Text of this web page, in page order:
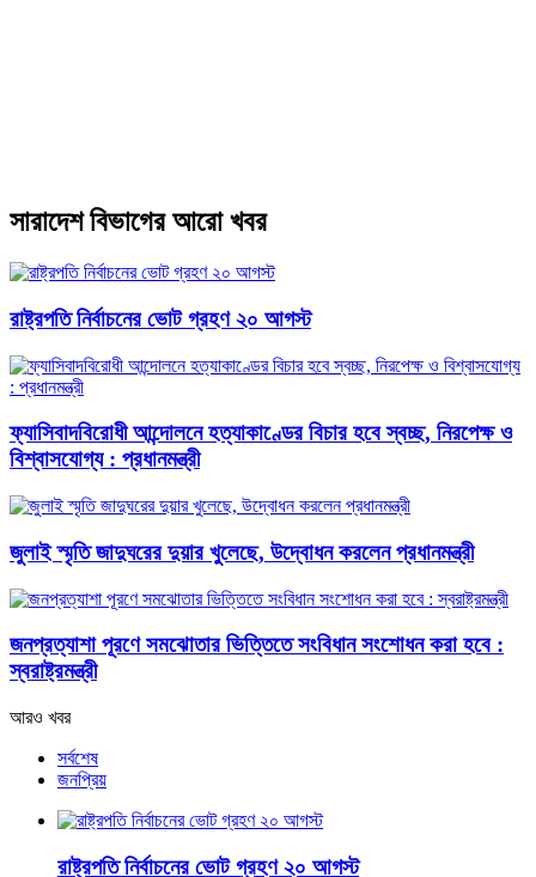
সারাদেশ বিভাগের আরো খবর
রাষ্ট্রপতি নির্বাচনের ভোট গ্রহণ ২০ আগস্ট
ফ্যাসিবাদবিরোধী আন্দোলনে হত্যাকাণ্ডের বিচার হবে স্বচ্ছ, নিরপেক্ষ ও
বিশ্বাসযোগ্য : প্রধানমন্ত্রী
জুলাই স্মৃতি জাদুঘরের দুয়ার খুলেছে, উদ্বোধন করলেন প্রধানমন্ত্রী
জনপ্রত্যাশা পূরণে সমঝোতার ভিত্তিতে সংবিধান সংশোধন করা হবে :
স্বরাষ্ট্রমন্ত্রী
আরও খবর
সর্বশেষ
জনপ্রিয়
রাষ্ট্রপতি নির্বাচনের ভোট গ্রহণ ২০ আগস্ট